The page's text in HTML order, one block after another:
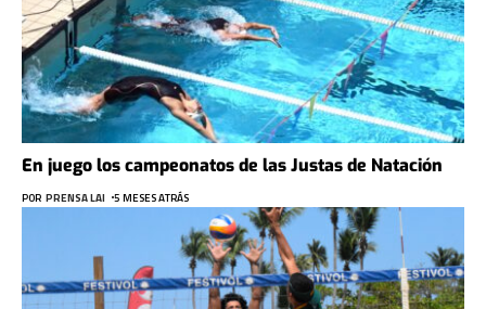
En juego los campeonatos de las Justas de Natación
POR PRENSA LAI 5 MESES ATRÁS